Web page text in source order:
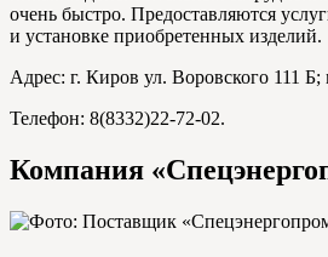
очень быстро. Предоставляются
и установке приобретенных изделий.
Адрес: г. Киров ул. Воровского 111
Телефон: 8(8332)22-72-02.
Компания